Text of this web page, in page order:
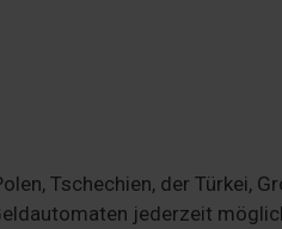
Tschechien, der Türkei,
jederzeit